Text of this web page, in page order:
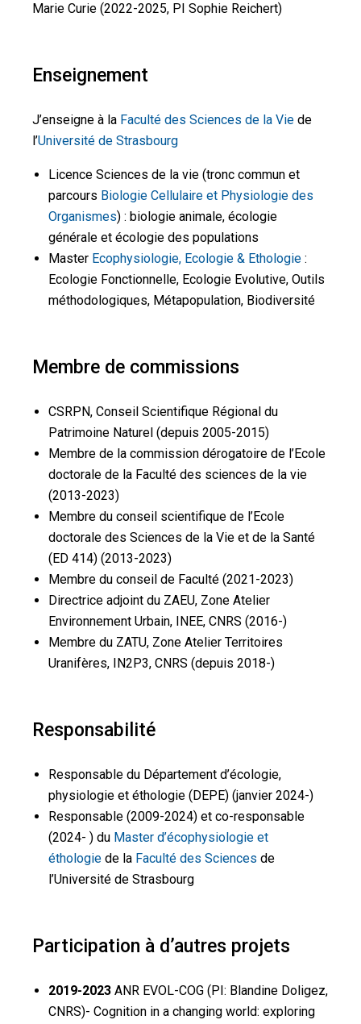
Marie Curie (2022-2025, PI Sophie Reichert)
Enseignement
J’enseigne à la Faculté des Sciences de la Vie de
l’Université de Strasbourg
Licence Sciences de la vie (tronc commun et
parcours Biologie Cellulaire et Physiologie des
Organismes) : biologie animale, écologie
générale et écologie des populations
Master Ecophysiologie, Ecologie & Ethologie :
Ecologie Fonctionnelle, Ecologie Evolutive, Outils
méthodologiques, Métapopulation, Biodiversité
Membre de commissions
CSRPN, Conseil Scientifique Régional du
Patrimoine Naturel (depuis 2005-2015)
Membre de la commission dérogatoire de l’Ecole
doctorale de la Faculté des sciences de la vie
(2013-2023)
Membre du conseil scientifique de l’Ecole
doctorale des Sciences de la Vie et de la Santé
(ED 414) (2013-2023)
Membre du conseil de Faculté (2021-2023)
Directrice adjoint du ZAEU, Zone Atelier
Environnement Urbain, INEE, CNRS (2016-)
Membre du ZATU, Zone Atelier Territoires
Uranifères, IN2P3, CNRS (depuis 2018-)
Responsabilité
Responsable du Département d’écologie,
physiologie et éthologie (DEPE) (janvier 2024-)
Responsable (2009-2024) et co-responsable
(2024- ) du Master d’écophysiologie et
éthologie de la Faculté des Sciences de
l’Université de Strasbourg
Participation à d’autres projets
2019-2023 ANR EVOL-COG (PI: Blandine Doligez,
CNRS)- Cognition in a changing world: exploring